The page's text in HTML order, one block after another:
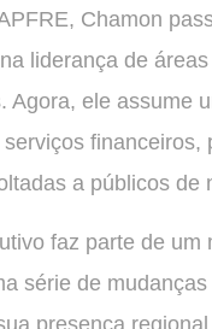
Chamon
liderança de
Agora, ele assume
a públicos de
faz parte de
série de
presença